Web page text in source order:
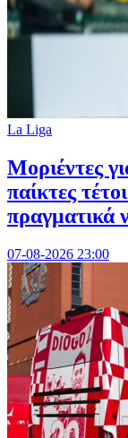
La Liga
Μοριέντες
παίκτες
πραγματικά
07-08-2026 23:00